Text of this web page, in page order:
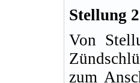
Stellung
Von
zum